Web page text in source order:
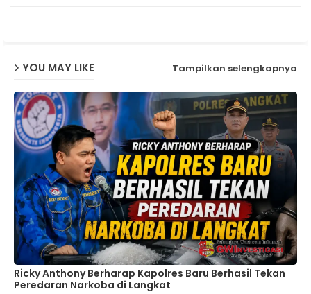
YOU MAY LIKE Tampilkan selengkapnya
Ricky Anthony Berharap Kapolres Baru Berhasil Tekan
Peredaran Narkoba di Langkat